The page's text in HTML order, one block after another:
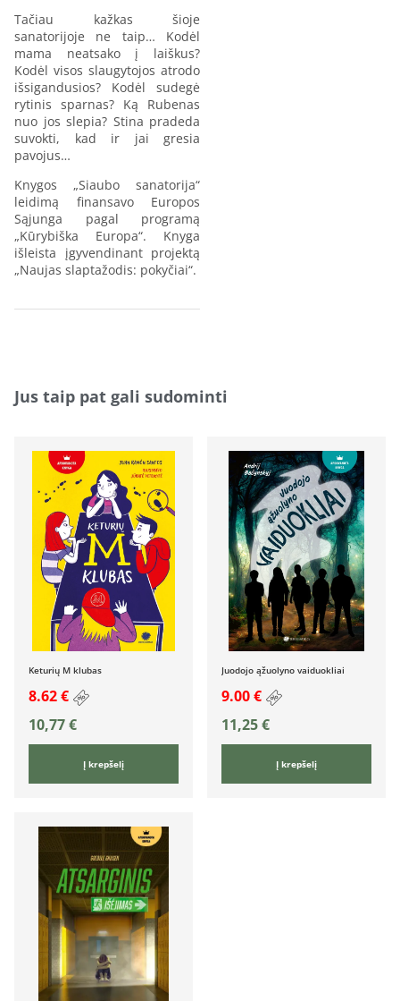
Tačiau kažkas šioje
sanatorijoje ne taip… Kodėl
mama neatsako į laiškus?
Kodėl visos slaugytojos atrodo
išsigandusios? Kodėl sudegė
rytinis sparnas? Ką Rubenas
nuo jos slepia? Stina pradeda
suvokti, kad ir jai gresia
pavojus…
Knygos „Siaubo sanatorija“
leidimą finansavo Europos
Sąjunga pagal programą
„Kūrybiška Europa“. Knyga
išleista įgyvendinant projektą
„Naujas slaptažodis: pokyčiai“.
Jus taip pat gali sudominti
Keturių M klubas
8.62 €
10,77€
Į krepšelį
Juodojo ąžuolyno vaiduokliai
9.00 €
11,25€
Į krepšelį